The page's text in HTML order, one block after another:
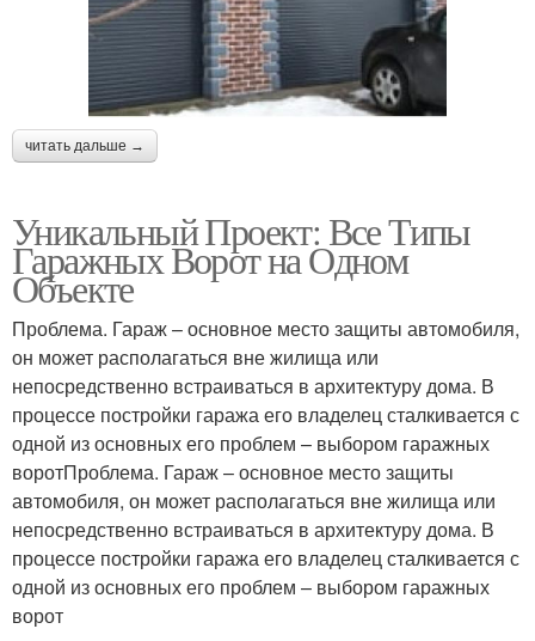
читать дальше →
Уникальный Проект: Все Типы
Гаражных Ворот на Одном
Объекте
Проблема. Гараж – основное место защиты автомобиля,
он может располагаться вне жилища или
непосредственно встраиваться в архитектуру дома. В
процессе постройки гаража его владелец сталкивается с
одной из основных его проблем – выбором гаражных
воротПроблема. Гараж – основное место защиты
автомобиля, он может располагаться вне жилища или
непосредственно встраиваться в архитектуру дома. В
процессе постройки гаража его владелец сталкивается с
одной из основных его проблем – выбором гаражных
ворот